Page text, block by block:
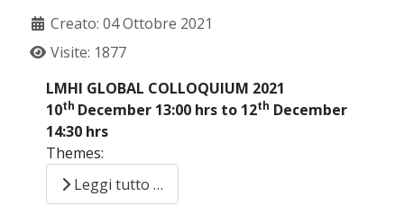
Creato: 04 Ottobre 2021
Visite: 1877
LMHI GLOBAL COLLOQUIUM 2021
10th December 13:00 hrs to 12th December
14:30 hrs
Themes:
Leggi tutto …